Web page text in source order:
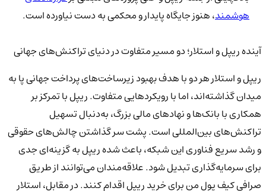
هوشمند، هنوز جایگاه پایدار و محکمی به دست نیاورده است.
آینده ریپل و استلار؛ دو مسیر متفاوت در دنیای تراکنش‌های جهانی
ریپل و استلار هر دو با هدف بهبود زیرساخت‌های پرداخت جهانی پا به
میدان گذاشته‌اند، اما با رویکردهایی متفاوت. ریپل با تمرکز بر
همکاری با بانک‌ها و نهادهای مالی بزرگ، به‌دنبال تسهیل
تراکنش‌های بین‌المللی است. پشت سر گذاشتن چالش‌های حقوقی
و رشد سریع فناوری این شبکه، باعث شده ریپل به گزینه‌ای جدی
برای سرمایه‌گذاری تبدیل شود. علاقه‌مندان می‌توانند از طریق
صرافیکیف پول منبرای خرید ریپل اقدام کنند.در مقابل، استلار